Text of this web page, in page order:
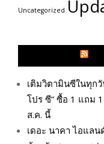
Uncategorized
เติมวิตามินซีในทุก
โปร ซี” ซื้อ 1 แถม 1
ส.ค. นี้
เดอะ นาคา ไอแลน